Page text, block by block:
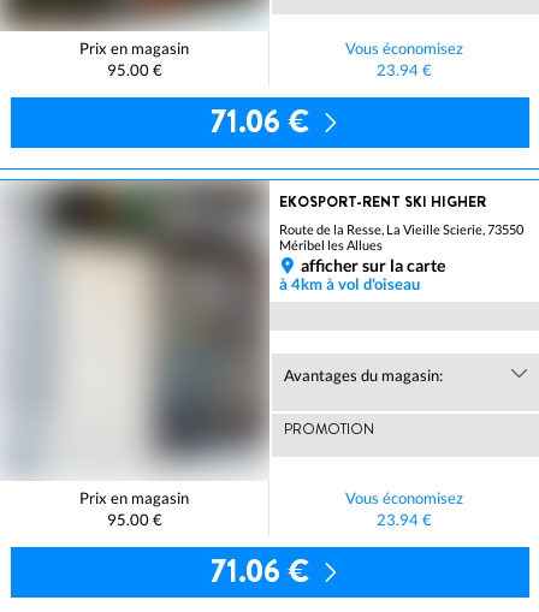
Prix en magasin
95.00 €
Vous économisez
23.94 €
71.06 €
EKOSPORT-RENT SKI HIGHER
Route de la Resse, La Vieille Scierie, 73550
Méribel les Allues
afficher sur la carte
à 4km à vol d'oiseau
Avantages du magasin:
PROMOTION
Prix en magasin
95.00 €
Vous économisez
23.94 €
71.06 €